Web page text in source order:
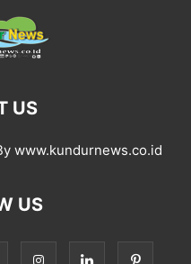
US
www.kundurnews.co.id
US